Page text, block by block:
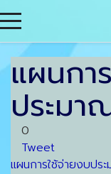
แผนกา
ประมา
0
Tweet
แผนการใช้จ่ายงบปร